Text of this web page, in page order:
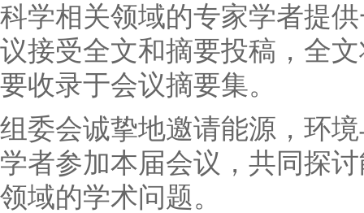
科学相关领域的专家学者提
议接受全文和摘要投稿，全
要收录于会议摘要集。
组委会诚挚地邀请能源，环
学者参加本届会议，共同探
领域的学术问题。